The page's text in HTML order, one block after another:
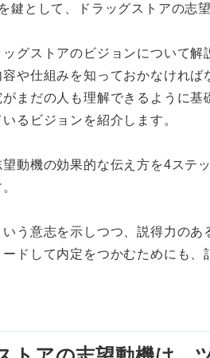
鍵として、ドラッグストアの志
グストアのビジョンについて解
や仕組みを知っておかなければ
まだの人も理解できるように基
るビジョンを紹介します。
動機の効果的な伝え方を4ステ
う意志を示しつつ、説得力の
ドして内定をつかむためにも、